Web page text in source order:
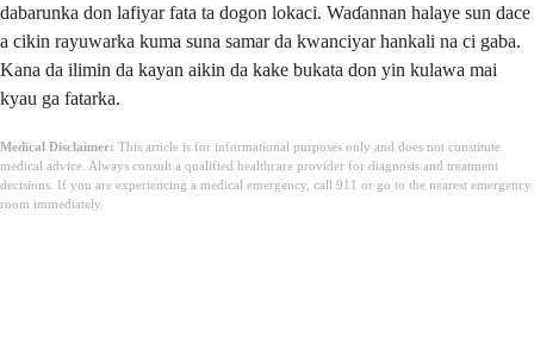
dabarunka don lafiyar fata ta dogon lokaci. Waɗannan halaye sun dace
a cikin rayuwarka kuma suna samar da kwanciyar hankali na ci gaba.
Kana da ilimin da kayan aikin da kake bukata don yin kulawa mai
kyau ga fatarka.
Medical Disclaimer: This article is for informational purposes only and does not constitute
medical advice. Always consult a qualified healthcare provider for diagnosis and treatment
decisions. If you are experiencing a medical emergency, call 911 or go to the nearest emergency
room immediately.